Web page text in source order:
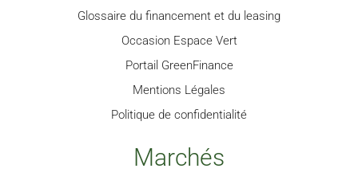
Glossaire du financement et du leasing
Occasion Espace Vert
Portail GreenFinance
Mentions Légales
Politique de confidentialité
Marchés